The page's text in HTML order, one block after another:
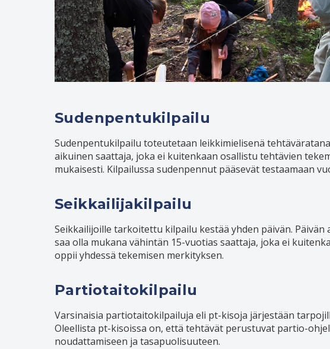
Sudenpentukilpailu
Sudenpentukilpailu toteutetaan leikkimielisenä
aikuinen saattaja, joka ei kuitenkaan osallistu tehtävien
mukaisesti. Kilpailussa sudenpennut pääsevät testaamaan
Seikkailijakilpailu
Seikkailijoille tarkoitettu kilpailu kestää yhden päivän.
saa olla mukana vähintän 15-vuotias saattaja, joka ei
oppii yhdessä tekemisen merkityksen.
Partiotaitokilpailu
Varsinaisia partiotaitokilpailuja eli pt-kisoja järjestään
Oleellista pt-kisoissa on, että tehtävät perustuvat partio-
noudattamiseen ja tasapuolisuuteen.